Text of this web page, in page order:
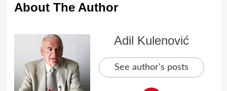
About The Author
Adil Kulenović
See author's posts